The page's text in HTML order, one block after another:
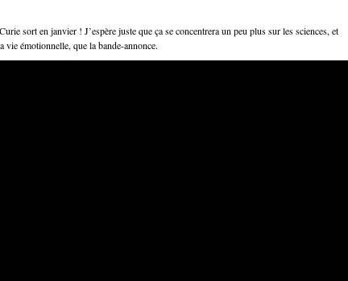
sort en janvier ! J’espère juste que ça se concentrera un peu plus sur les sciences, et
vie émotionnelle, que la bande-annonce.